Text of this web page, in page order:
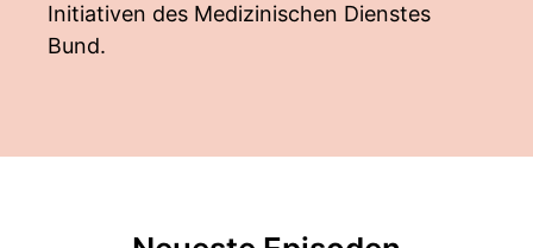
Initiativen des Medizinischen Dienstes
Bund.